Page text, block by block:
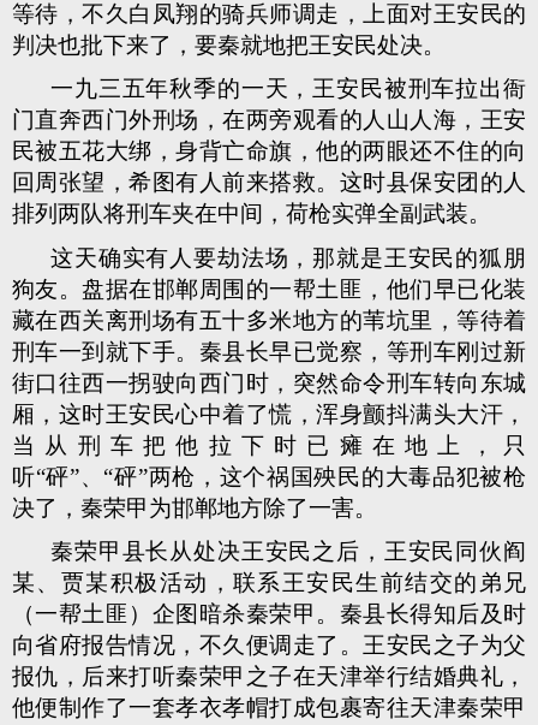
等待，不久白凤翔的骑兵师调走，上面对王安民的
判决也批下来了，要秦就地把王安民处决。
一九三五年秋季的一天，王安民被刑车拉出衙
门直奔西门外刑场，在两旁观看的人山人海，王安
民被五花大绑，身背亡命旗，他的两眼还不住的向
回周张望，希图有人前来搭救。这时县保安团的人
排列两队将刑车夹在中间，荷枪实弹全副武装。
这天确实有人要劫法场，那就是王安民的狐朋
狗友。盘据在邯郸周围的一帮土匪，他们早已化装
藏在西关离刑场有五十多米地方的苇坑里，等待着
刑车一到就下手。秦县长早已觉察，等刑车刚过新
街口往西一拐驶向西门时，突然命令刑车转向东城
厢，这时王安民心中着了慌，浑身颤抖满头大汗，
当从刑车把他拉下时已瘫在地上，只
听“砰”、“砰”两枪，这个祸国殃民的大毒品犯被枪
决了，秦荣甲为邯郸地方除了一害。
秦荣甲县长从处决王安民之后，王安民同伙阎
某、贾某积极活动，联系王安民生前结交的弟兄
（一帮土匪）企图暗杀秦荣甲。秦县长得知后及时
向省府报告情况，不久便调走了。王安民之子为父
报仇，后来打听秦荣甲之子在天津举行结婚典礼，
他便制作了一套孝衣孝帽打成包裹寄往天津秦荣甲